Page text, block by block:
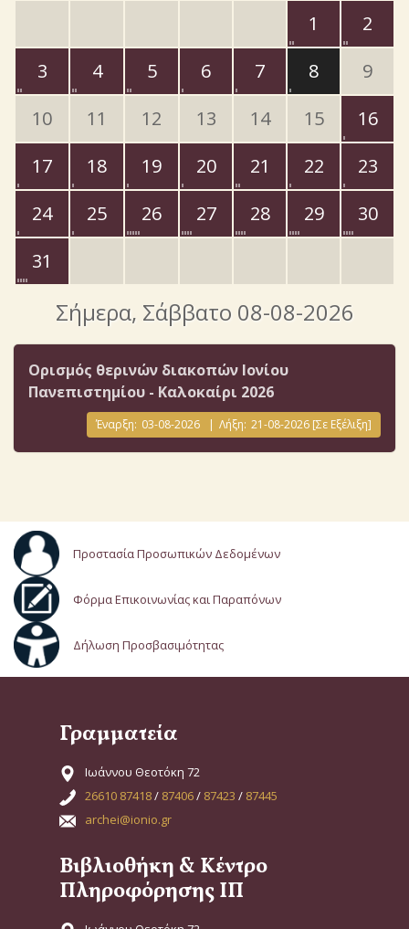
1
2
3
4 5 6 7 8
9
10
11 12 13 14 15
16
17
18 19 20 21 22
23
24
25 26 27 28 29
30
31
Σήμερα, Σάββατο 08-08-2026
Ορισμός θερινών διακοπών Ιονίου
Πανεπιστημίου - Καλοκαίρι 2026
Έναρξη: 03-08-2026 | Λήξη: 21-08-2026 [Σε Εξέλιξη]
Προστασία Προσωπικών Δεδομένων
Φόρμα Επικοινωνίας και Παραπόνων
Δήλωση Προσβασιμότητας
Γραμματεία
Ιωάννου Θεοτόκη 72
26610 87418/ 87406/ 87423 / 87445
archei@ionio.gr
Βιβλιοθήκη & Κέντρο
Πληροφόρησης ΙΠ